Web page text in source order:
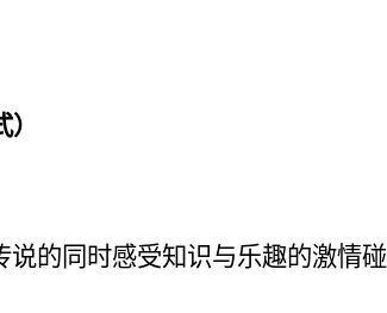
的同时感受知识与乐趣的激情